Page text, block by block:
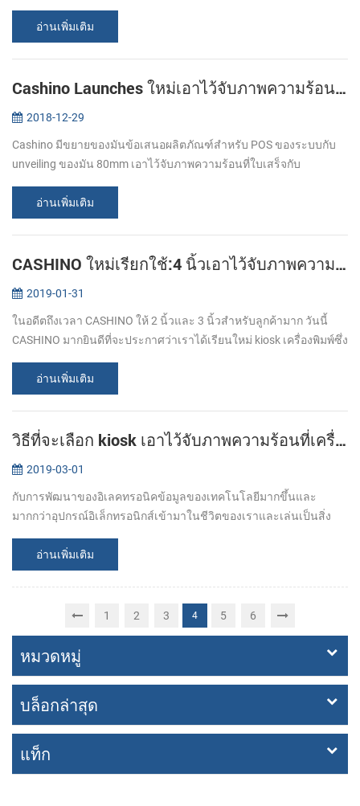
month...อ่านเพิ่มเติม
Cashino Launches ใหม่เอาไว้จับภาพความร้อนที่ใบเสร็จของเครื่องพิมพ์ EP-380C
2018-12-29
Cashino มีขยายของมันข้อเสนอผลิตภัณฑ์สำหรับ POS ของระบบกับ
unveiling ของมัน 80mm เอาไว้จับภาพความร้อนที่ใบเสร็จกับ
ภาพความร้อนที่เครื่องพิมพ...
อ่านเพิ่มเติม
CASHINO ใหม่เรียกใช้:4 นิ้วเอาไว้จับภาพความร้อนที่ Kiosk เครื่องพิมพ์
2019-01-31
ในอดีตถึงเวลา CASHINO ให้ 2 นิ้วและ 3 นิ้วสำหรับลูกค้ามาก วันนี้
CASHINO มากยินดีที่จะประกาศว่าเราได้เรียนใหม่ kiosk เครื่องพิมพ์ซึ่ง
สนับสนุน...
อ่านเพิ่มเติม
วิธีที่จะเลือก kiosk เอาไว้จับภาพความร้อนที่เครื่องพิมพ์:ส่วนหนึ่ง
2019-03-01
กับการพัฒนาของอิเลคทรอนิคข้อมูลของเทคโนโลยีมากขึ้นและ
มากกว่าอุปกรณ์อิเล็กทรอนิกส์เข้ามาในชีวิตของเราและเล่นเป็นสิ่ง
terminals เพื่อให้พวกเราด้วยดี...
อ่านเพิ่มเติม
1 2 3 4 5 6
หมวดหมู่
บล็อกล่าสุด
แท็ก